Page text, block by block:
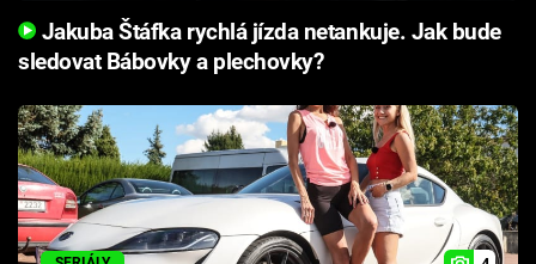
Jakuba Štáfka rychlá jízda netankuje. Jak bude
sledovat Bábovky a plechovky?